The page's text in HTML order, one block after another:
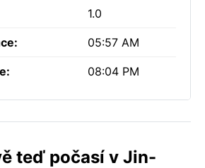
1.0
05:57 AM
08:04 PM
teď počasí v Jin-